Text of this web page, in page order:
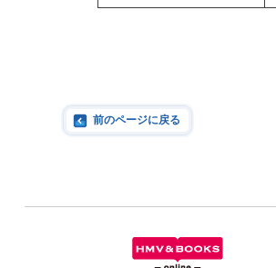
前のページに戻る